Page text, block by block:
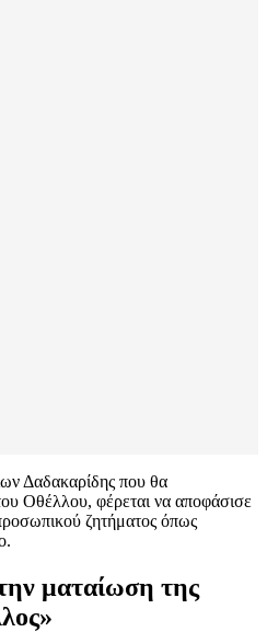
Δαδακαρίδης που θα
Οθέλλου, φέρεται να αποφάσισε
ζητήματος όπως
ματαίωση της